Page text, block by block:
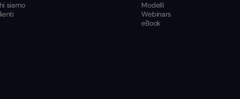
siamo
Modelli
Webinars
eBook